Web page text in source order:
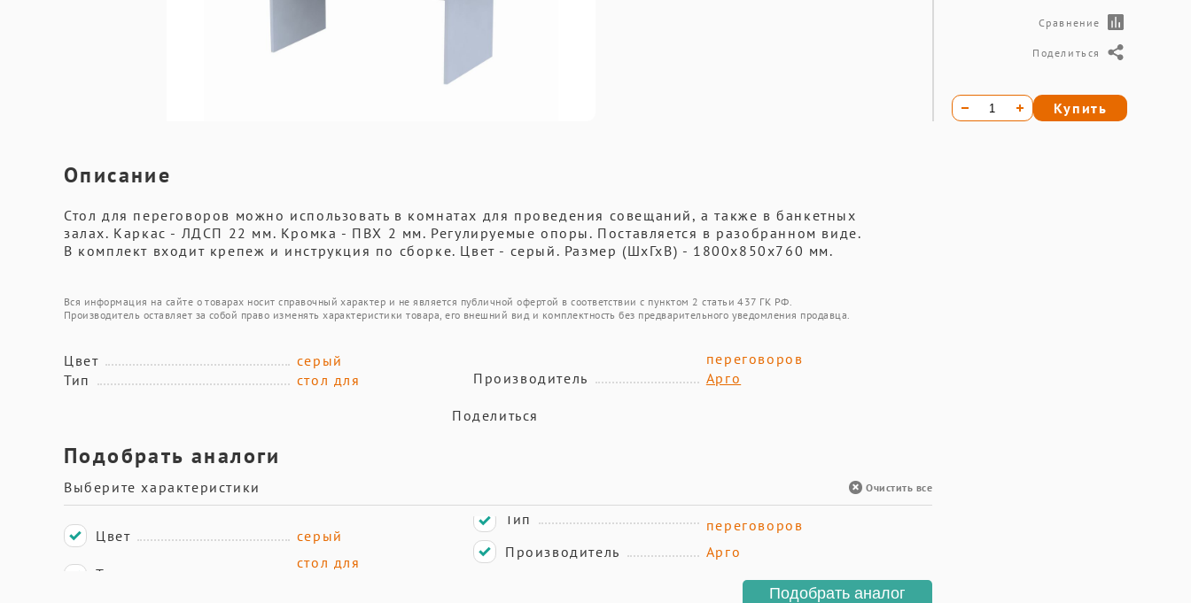
Описание
Стол для переговоров можно использовать в комнатах для проведения совещаний, а также в банкетных
залах. Каркас - ЛДСП 22 мм. Кромка - ПВХ 2 мм. Регулируемые опоры. Поставляется в разобранном виде.
В комплект входит крепеж и инструкция по сборке. Цвет - серый. Размер (ШхГхВ) - 1800х850х760 мм.
Вся информация на сайте о товарах носит справочный характер и не является публичной офертой в соответствии с пунктом 2 статьи 437 ГК РФ.
Производитель оставляет за собой право изменять характеристики товара, его внешний вид и комплектность без предварительного уведомления продавца.
Цвет
серый
Тип
стол для
переговоров
Производитель
Арго
Поделиться
Подобрать аналоги
Выберите характеристики Очистить все
Цвет серый
Тип
стол для
переговоров
Производитель
Арго
Подобрать аналог
Сравнение
Поделиться
Купить